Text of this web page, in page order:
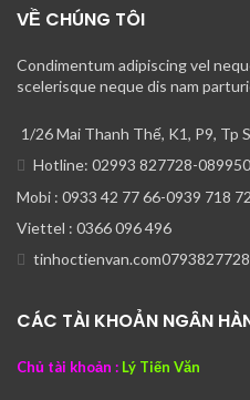
VỀ CHÚNG TÔI
Condimentum adipiscing vel
scelerisque neque dis nam
1/26 Mai Thanh Thế, K1, P9, Tp
Hotline: 02993 827728-
Mobi : 0933 42 77 66-0939 718
Viettel : 0366 096 496
CÁC TÀI KHOẢN NGÂN
Chủ tài khoản : Lý Tiến Văn